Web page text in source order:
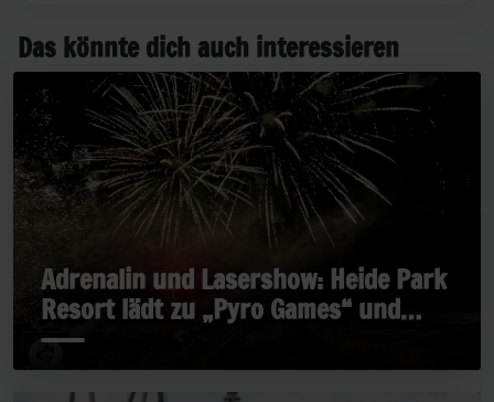
Das könnte dich auch interessieren
Adrenalin und Lasershow: Heide Park
Resort lädt zu „Pyro Games“ und
„Late Rides“